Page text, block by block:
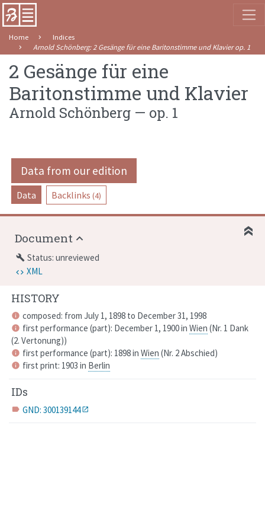
Home
Indices
Arnold Schönberg:2 Gesänge für eine Baritonstimme und Klavier op. 1
2 Gesänge für eine
Baritonstimme und Klavier
Arnold Schönberg — op. 1
Data from our edition
Data Backlinks (4)
HISTORY
info composed: from July 1, 1898 to December 31, 1998
info first performance (part): December 1, 1900 in Wien (Nr. 1 Dank
(2. Vertonung))
info first performance (part): 1898 in Wien (Nr. 2Abschied)
info first print: 1903 in Berlin
IDs
label GND: 300139144
Document
build Status: unreviewed
XML